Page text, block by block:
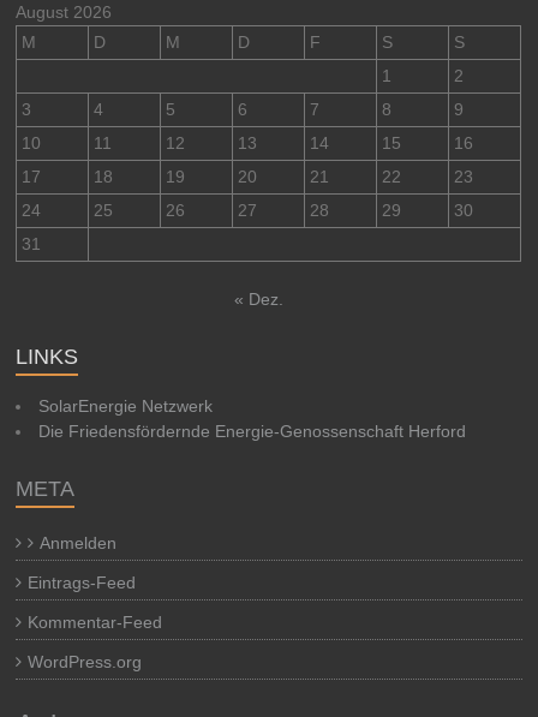
August 2026
M
D M D F S
S
1
2
3
4 5 6 7 8
9
10
11 12 13 14 15
16
17
18 19 20 21 22
23
24
25 26 27 28 29
30
31
« Dez.
LINKS
SolarEnergie Netzwerk
Die Friedensfördernde Energie-Genossenschaft Herford
META
Anmelden
Eintrags-Feed
Kommentar-Feed
WordPress.org